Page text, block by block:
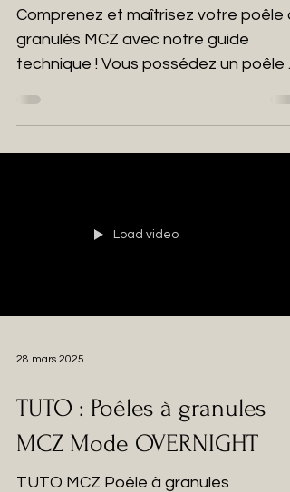
Comprenez et maîtrisez votre poêle à
granulés MCZ avec notre guide
technique ! Vous possédez un poêle à
Load video
28 mars 2025
TUTO : Poêles à granules
MCZ Mode OVERNIGHT
TUTO MCZ Poêle à granules